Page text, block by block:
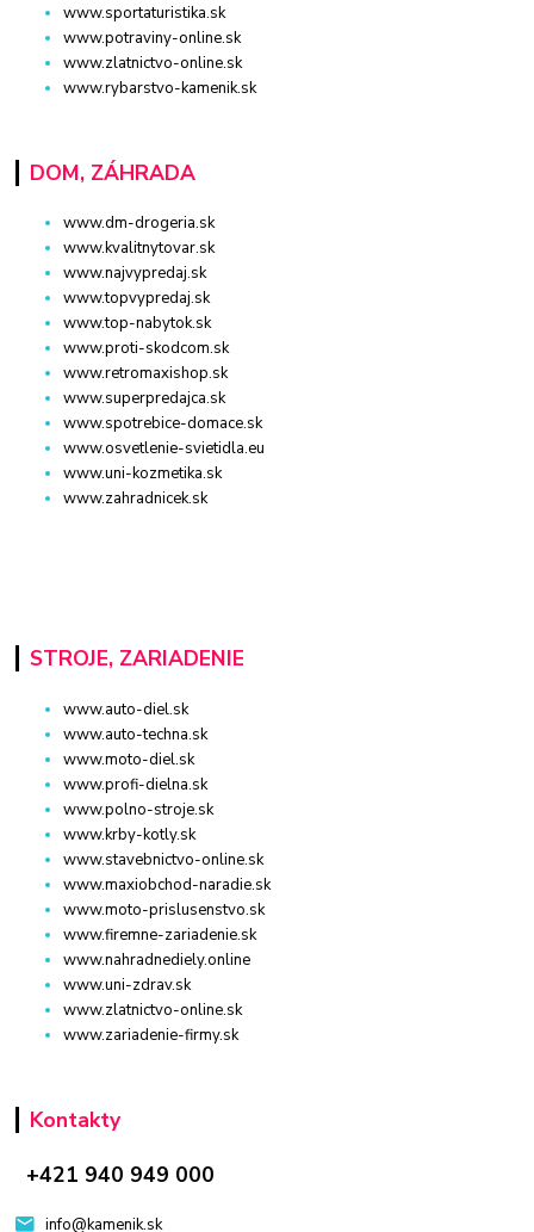
www.sportaturistika.sk
www.potraviny-online.sk
www.zlatnictvo-online.sk
www.rybarstvo-kamenik.sk
DOM, ZÁHRADA
www.dm-drogeria.sk
www.kvalitnytovar.sk
www.najvypredaj.sk
www.topvypredaj.sk
www.top-nabytok.sk
www.proti-skodcom.sk
www.retromaxishop.sk
www.superpredajca.sk
www.spotrebice-domace.sk
www.osvetlenie-svietidla.eu
www.uni-kozmetika.sk
www.zahradnicek.sk
STROJE, ZARIADENIE
www.auto-diel.sk
www.auto-techna.sk
www.moto-diel.sk
www.profi-dielna.sk
www.polno-stroje.sk
www.krby-kotly.sk
www.stavebnictvo-online.sk
www.maxiobchod-naradie.sk
www.moto-prislusenstvo.sk
www.firemne-zariadenie.sk
www.nahradnediely.online
www.uni-zdrav.sk
www.zlatnictvo-online.sk
www.zariadenie-firmy.sk
Kontakty
+421 940 949 000
info@kamenik.sk